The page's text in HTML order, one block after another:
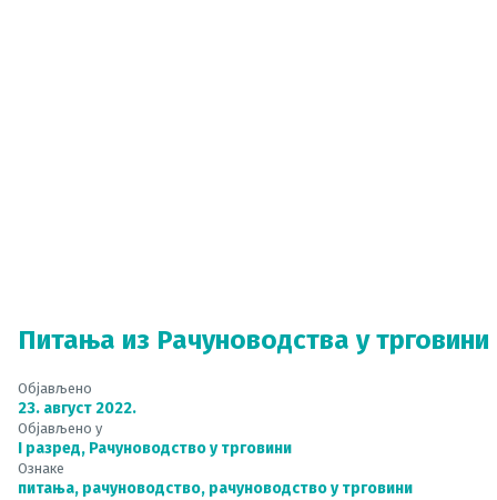
Питања из Рачуноводства у трговини
Објављено
23. август 2022.
Објављено у
I разред, Рачуноводство у трговини
Ознаке
питања, рачуноводство, рачуноводство у трговини